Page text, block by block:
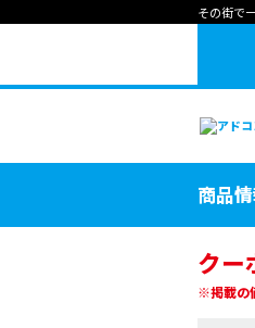
その街で
商品
クー
※掲載の